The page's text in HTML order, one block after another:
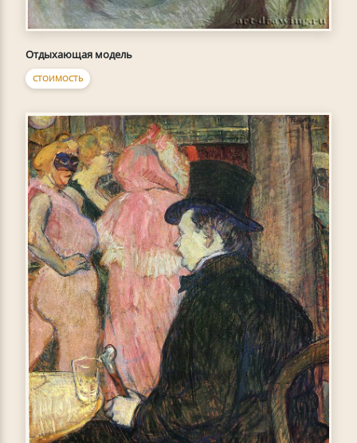
Отдыхающая модель
СТОИМОСТЬ